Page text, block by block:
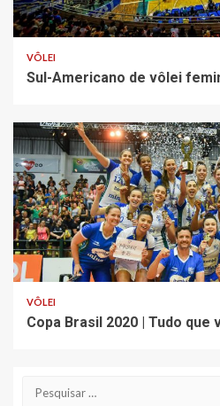
VÔLEI
Sul-Americano de vôlei
VÔLEI
Copa Brasil 2020 | Tudo
Pesquisar